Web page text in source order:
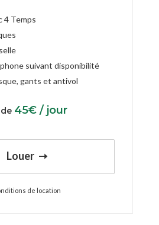
4 Temps
suivant disponibilité
gants et antivol
45€ / jour
Louer
de location